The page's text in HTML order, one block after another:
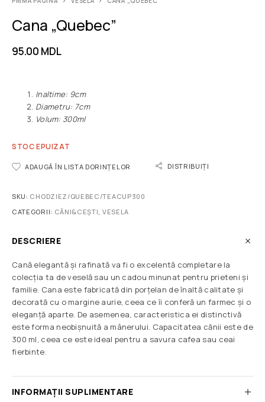
Cana „Quebec”
95.00 MDL
Inaltime: 9сm
Diametru: 7сm
Volum: 300ml
STOC EPUIZAT
ADAUGĂ ÎN LISTA DORINȚELOR DISTRIBUIȚI
SKU: CHODZIEZ/QUEBEC/TEACUP300
CATEGORII: CĂNI&CEȘTI VESELA
DESCRIERE
Cană elegantă și rafinată va fi o excelentă completare la
colecția ta de veselă sau un cadou minunat pentru prieteni și
familie. Cana este fabricată din porțelan de înaltă calitate și
decorată cu o margine aurie, ceea ce îi conferă un farmec și o
eleganță aparte. De asemenea, caracteristica ei distinctivă
este forma neobișnuită a mânerului. Capacitatea cănii este de
300 ml, ceea ce este ideal pentru a savura cafea sau ceai
fierbinte.
INFORMAȚII SUPLIMENTARE